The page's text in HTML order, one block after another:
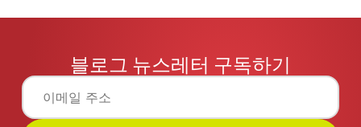
블로그 뉴스레터 구독하기